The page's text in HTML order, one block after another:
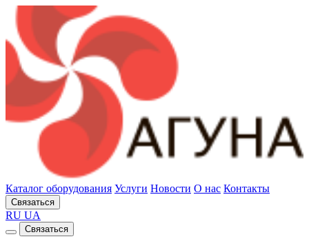
Каталог оборудования Услуги Новости О нас Контакты
Связаться
RU UA
Связаться